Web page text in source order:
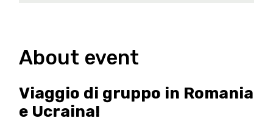
About event
Viaggio di gruppo in Romania
e Ucraina!